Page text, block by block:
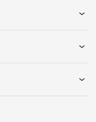
de refroidissement et